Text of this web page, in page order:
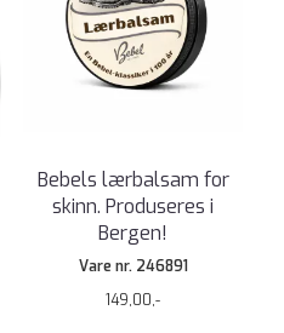
Bebels lærbalsam for
skinn. Produseres i
Bergen!
Vare nr. 246891
149,00,-